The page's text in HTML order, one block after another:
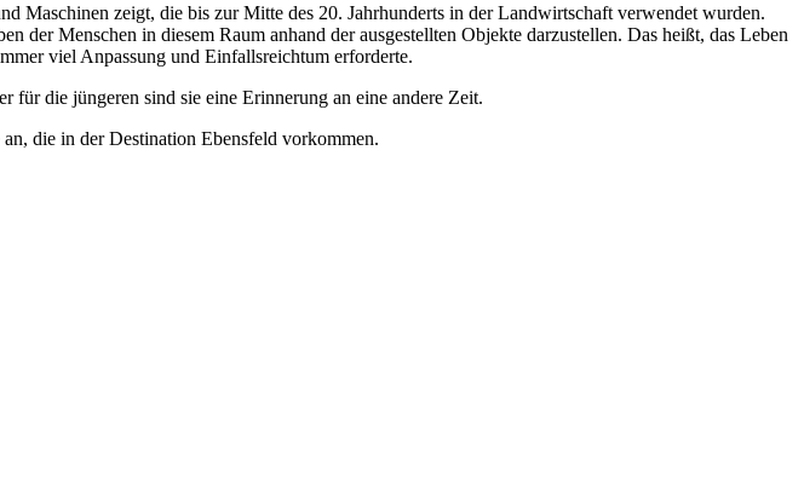
Maschinen zeigt, die bis zur Mitte des 20. Jahrhunderts in der Landwirtschaft verwendet wurden.
der Menschen in diesem Raum anhand der ausgestellten Objekte darzustellen. Das heißt, das Leben
viel Anpassung und Einfallsreichtum erforderte.
für die jüngeren sind sie eine Erinnerung an eine andere Zeit.
die in der Destination Ebensfeld vorkommen.